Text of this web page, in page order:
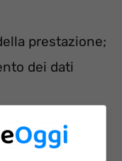
prestazione;
dei dati
l’INPS